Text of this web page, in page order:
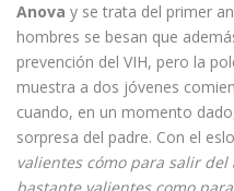
Anova y se trata del primer
hombres se besan que
prevención del VIH, pero la
muestra a dos jóvenes
cuando, en un momento
sorpresa del padre. Con el
valientes cómo para salir